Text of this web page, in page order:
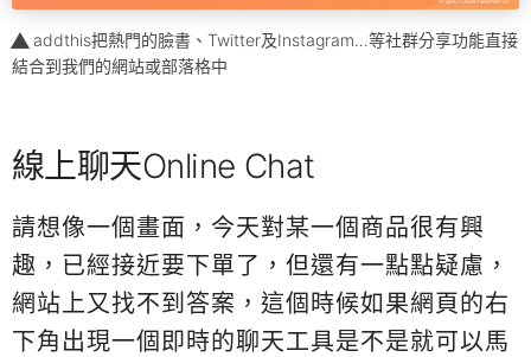
addthis把熱門的臉書、Twitter及Instagram…等社群分享功能直接
結合到我們的網站或部落格中
線上聊天Online Chat
請想像一個畫面，今天對某一個商品很有興
趣，已經接近要下單了，但還有一點點疑慮，
網站上又找不到答案，這個時候如果網頁的右
下角出現一個即時的聊天工具是不是就可以馬